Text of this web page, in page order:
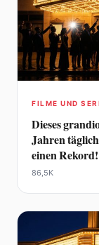
FILME UND
Dieses
Jahren
einen Rekord!
86,5K